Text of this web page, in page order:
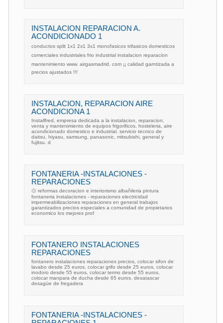
INSTALACION REPARACION A.
ACONDICIONADO 1
conductos split 1x1 2x1 3x1 monofasicos trifasicos domesticos
comerciales industriales frio industrial instalacion reparacion
mantenimiento www. airgasmadrid. com ¡¡ calidad garntizada a
precios ajustados !!!
INSTALACION, REPARACION AIRE
ACONDICIONA 1
Installfred, empresa dedicada a la instalacion, reparacion,
venta y mantenimiento de equipos frigorificos, hosteleria, aire
acondicionado domestico e industrial. servicio tecnico de
daitsu, hiyasu, samsung, panasonic, mitsubishi, general y
fujitsu. d
FONTANERIA -INSTALACIONES -
REPARACIONES
۞ reformas decoracion e interiorismo albañileria pintura
fontaneria instalaciones - reparaciones electricidad
impermeabilizaciones reparaciones en general trabajos
garantizados precios especiales a comunidad de propietarios
economico los mejores prof
FONTANERO INSTALACIONES
REPARACIONES
fontanero instalaciones reparaciones precios, colocar sifon de
lavabo desde 25 euros, colocar grifo desde 25 euros, colocar
inodoro desde 55 euros, colocar termo desde 55 euros,
colocar manpara de ducha desde 65 euros. desatascar
desagüe de fregadera
FONTANERIA -INSTALACIONES -